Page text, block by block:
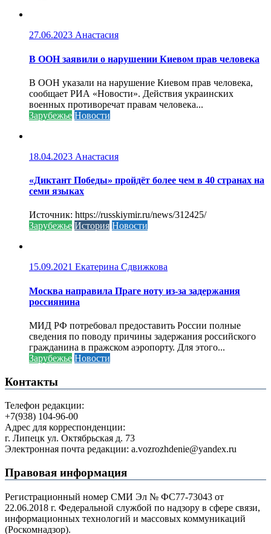
27.06.2023 Анастасия
В ООН заявили о нарушении Киевом прав человека
В ООН указали на нарушение Киевом прав человека,
сообщает РИА «Новости». Действия украинских
военных противоречат правам человека...
Зарубежье Новости
18.04.2023 Анастасия
«Диктант Победы» пройдёт более чем в 40 странах на
семи языках
Источник: https://russkiymir.ru/news/312425/
Зарубежье История Новости
15.09.2021 Екатерина Сдвижкова
Москва направила Праге ноту из-за задержания
россиянина
МИД РФ потребовал предоставить России полные
сведения по поводу причины задержания российского
гражданина в пражском аэропорту. Для этого...
Зарубежье Новости
Контакты
Телефон редакции:
+7(938) 104-96-00
Адрес для корреспонденции:
г. Липецк ул. Октябрьская д. 73
Электронная почта редакции: a.vozrozhdenie@yandex.ru
Правовая информация
Регистрационный номер СМИ Эл № ФС77-73043 от
22.06.2018 г. Федеральной службой по надзору в сфере связи,
информационных технологий и массовых коммуникаций
(Роскомнадзор).